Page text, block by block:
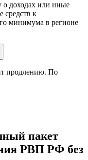
о доходах или иные
средств к
минимума в регионе
продлению. По
пакет
РВП РФ без